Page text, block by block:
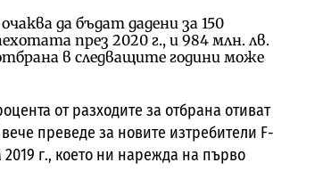
да бъдат дадени за 150
през 2020 г., и 984 млн. лв.
в следващите години може
от разходите за отбрана отиват
преведе за новите изтребители F-
2019 г., което ни нарежда на първо